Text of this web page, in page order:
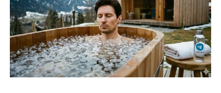
Web 3.0 = AI + Crypto。不是「或」，是「加」。一個
去中介化生產和知識，一個去中介化金錢和所有權。合在
一起，